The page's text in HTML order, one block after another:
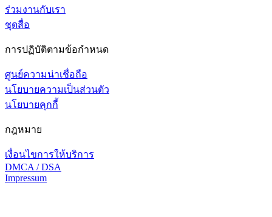
ร่วมงานกับเรา
ชุดสื่อ
การปฏิบัติตามข้อกำหนด
ศูนย์ความน่าเชื่อถือ
นโยบายความเป็นส่วนตัว
นโยบายคุกกี้
กฎหมาย
เงื่อนไขการให้บริการ
DMCA / DSA
Impressum